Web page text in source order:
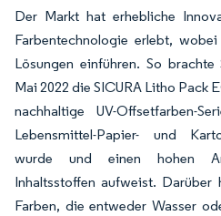
Der Markt hat erhebliche
Farbentechnologie erlebt,
Lösungen einführen. So
Mai 2022 die SICURA Litho Pack
nachhaltige UV-Offsetfarben-
Lebensmittel-Papier- und
wurde und einen hohen
Inhaltsstoffen aufweist. Darüber
Farben, die entweder Wasser